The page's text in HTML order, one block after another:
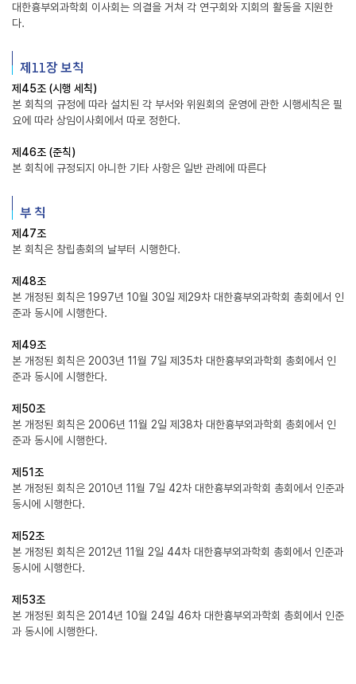
대한흉부외과학회 이사회는 의결을 거쳐 각 연구회와 지회의 활동을 지원한
다.
제11장 보칙
제45조 (시행 세칙)
본 회칙의 규정에 따라 설치된 각 부서와 위원회의 운영에 관한 시행세칙은 필
요에 따라 상임이사회에서 따로 정한다.
제46조 (준칙)
본 회칙에 규정되지 아니한 기타 사항은 일반 관례에 따른다
부 칙
제47조
본 회칙은 창립총회의 날부터 시행한다.
제48조
본 개정된 회칙은 1997년 10월 30일 제29차 대한흉부외과학회 총회에서 인
준과 동시에 시행한다.
제49조
본 개정된 회칙은 2003년 11월 7일 제35차 대한흉부외과학회 총회에서 인
준과 동시에 시행한다.
제50조
본 개정된 회칙은 2006년 11월 2일 제38차 대한흉부외과학회 총회에서 인
준과 동시에 시행한다.
제51조
본 개정된 회칙은 2010년 11월 7일 42차 대한흉부외과학회 총회에서 인준과
동시에 시행한다.
제52조
본 개정된 회칙은 2012년 11월 2일 44차 대한흉부외과학회 총회에서 인준과
동시에 시행한다.
제53조
본 개정된 회칙은 2014년 10월 24일 46차 대한흉부외과학회 총회에서 인준
과 동시에 시행한다.